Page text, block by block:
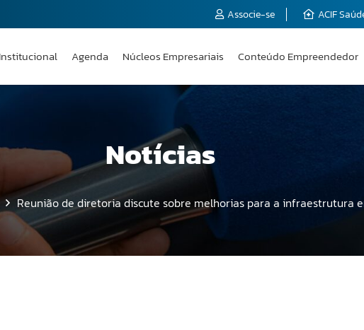
Associe-se ACIF
Institucional Agenda Núcleos Empresariais Conteúdo Empreendedor
Notícias
Reunião de diretoria discute sobre melhorias para a infraestrutura